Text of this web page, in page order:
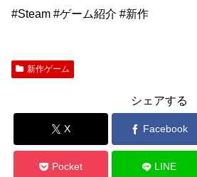
#Steam #ゲーム紹介 #新作
新作ゲーム
シェアする
X Facebook
Pocket LINE